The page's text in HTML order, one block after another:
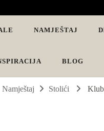
namještaja, dekoracije i
NAMJEŠTAJ
BLOG
Namještaj Stolići